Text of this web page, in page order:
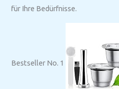
für Ihre Bedürfnisse.
Bestseller No. 1